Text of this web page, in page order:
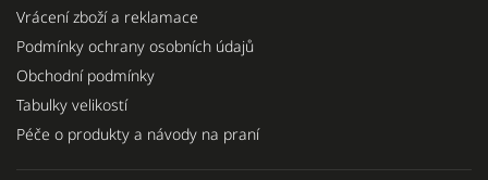
Vrácení zboží a reklamace
Podmínky ochrany osobních údajů
Obchodní podmínky
Tabulky velikostí
Péče o produkty a návody na praní